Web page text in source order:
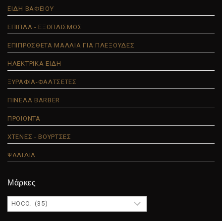
ΕΙΔΗ ΒΑΦΕΙΟΥ
ΕΠΙΠΛΑ - ΕΞΟΠΛΙΣΜΟΣ
ΕΠΙΠΡΟΣΘΕΤΑ ΜΑΛΛΙΑ ΓΙΑ ΠΛΕΞΟΥΔΕΣ
ΗΛΕΚΤΡΙΚΑ ΕΙΔΗ
ΞΥΡΑΦΙΑ-ΦΑΛΤΣΕΤΕΣ
ΠΙΝΕΛΑ BARBER
ΠΡΟΙΟΝΤΑ
ΧΤΕΝΕΣ - ΒΟΥΡΤΣΕΣ
ΨΑΛΙΔΙΑ
Μάρκες